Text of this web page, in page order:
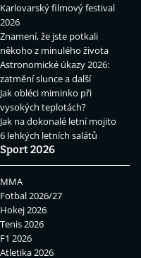
Karlovarský filmový festival
2026
Znamení, že jste potkali
někoho z minulého života
Astronomické úkazy 2026:
zatmění slunce a další
Jak obléci miminko při
vysokých teplotách?
Jak na dokonalé letní mojito
6 lehkých letních salátů
Sport 2026
MMA
Fotbal 2026/27
Hokej 2026
Tenis 2026
F1 2026
Atletika 2026